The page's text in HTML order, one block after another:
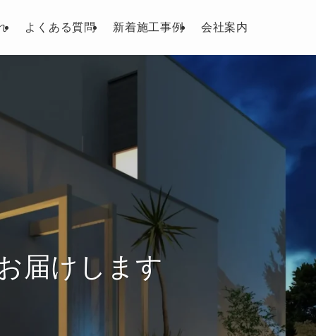
よくある質問 新着施工事例 会社案内
届けします